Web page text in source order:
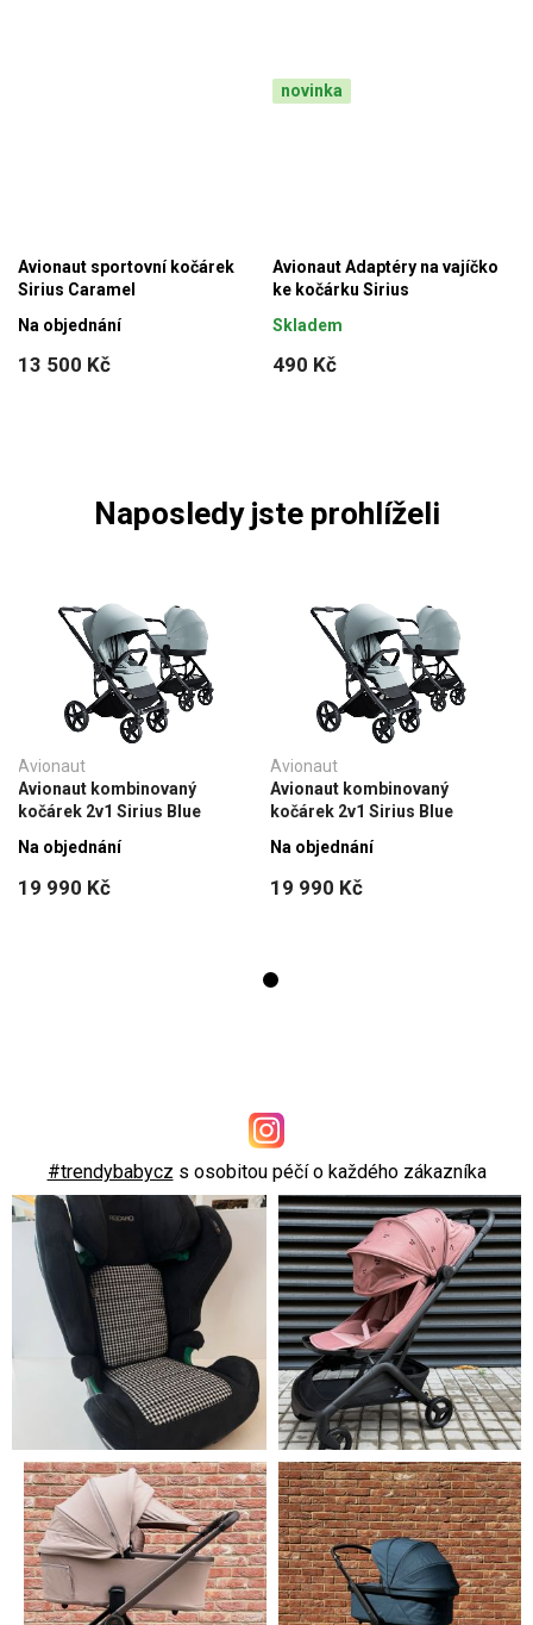
Avionaut sportovní kočárek
Sirius Caramel
13 500 Kč
Na objednání
novinka
Avionaut Adaptéry na vajíčko
ke kočárku Sirius
490 Kč
Skladem
Naposledy jste prohlíželi
Avionaut
Avionaut kombinovaný
kočárek 2v1 Sirius Blue
19 990 Kč
Na objednání
Avionaut
Avionaut kombinovaný
kočárek 2v1 Sirius Blue
19 990 Kč
Na objednání
#trendybabycz s osobitou péčí o každého zákazníka